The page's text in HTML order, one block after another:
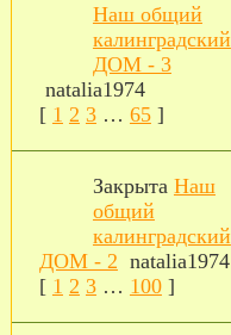
Наш общий
калинградский
ДОМ - 3
natalia1974
[ 1 2 3 … 65 ]
Закрыта Наш
общий
калинградский
ДОМ - 2 natalia1974
[ 1 2 3 … 100 ]